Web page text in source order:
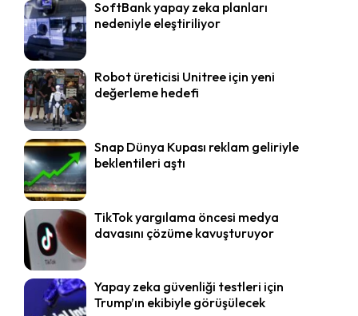
SoftBank yapay zeka planları
nedeniyle eleştiriliyor
Robot üreticisi Unitree için yeni
değerleme hedefi
Snap Dünya Kupası reklam geliriyle
beklentileri aştı
TikTok yargılama öncesi medya
davasını çözüme kavuşturuyor
Yapay zeka güvenliği testleri için
Trump’ın ekibiyle görüşülecek